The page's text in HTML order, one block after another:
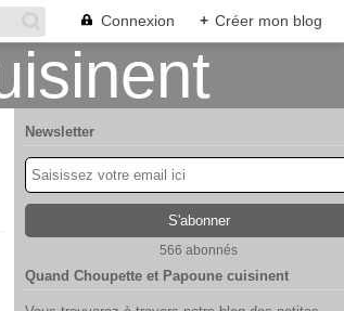
Connexion + Créer mon blog
Newsletter
566 abonnés
Quand Choupette et Papoune cuisinent